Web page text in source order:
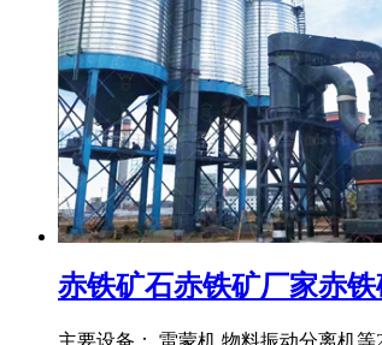
赤铁矿石赤铁矿厂家赤
主要设备： 雷蒙机,物料振动分离机